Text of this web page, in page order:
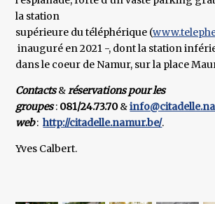
la station
supérieure du téléphérique (
inauguré en 2021 -, dont la station
dans le coeur de Namur, sur la place
Contacts&réservations pour les
groupes: 081/24.73.70&
web:http://citadelle.namur.be/.
Yves Calbert.